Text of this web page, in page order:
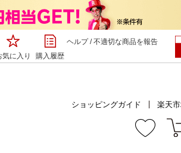
気に入り 購入履歴
ヘルプ/不適切な商品を報告
ショッピングガイド 楽天